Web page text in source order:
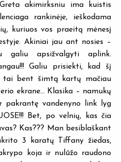
akimirksniu ima kuistis
rankinėje, ieškodama
kuriuos vos praeitą mėnesį
Akiniai jau ant nosies –
apsižvalgyti aplink.
Galiu prisiekti, kad šį
tai bent šimtą kartų mačiau
ekrane… Klasika – namukų
pakrantę vandenyno link lyg
Bet, po velnių, kas čia
Kas??? Man besiblaškant
3 karatų Tiffany žiedas,
koja ir nulūžo raudono